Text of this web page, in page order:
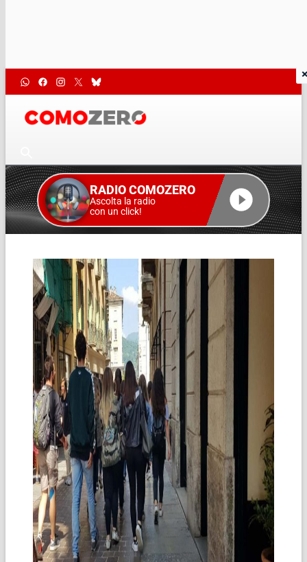
RADIO COMOZERO
Ascolta la radio
con un click!